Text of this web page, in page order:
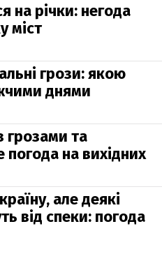
на річки: негода
міст
грози: якою
днями
грозами та
на вихідних
але деякі
від спеки: погода